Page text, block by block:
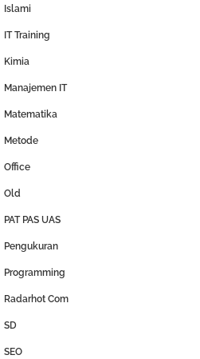
Islami
IT Training
Kimia
Manajemen IT
Matematika
Metode
Office
Old
PAT PAS UAS
Pengukuran
Programming
Radarhot Com
SD
SEO